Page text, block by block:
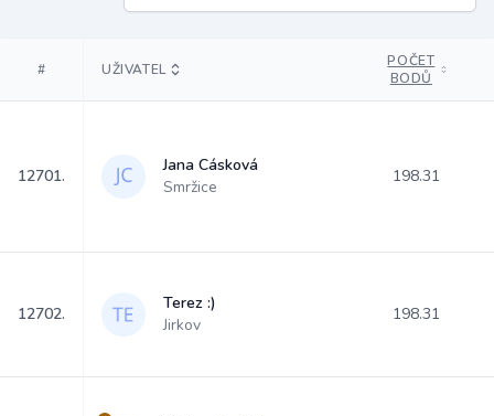
# UŽIVATEL
POČET
BODŮ
12701.
Jana Cásková
Smržice
198.31
12702.
Terez :)
Jirkov
198.31